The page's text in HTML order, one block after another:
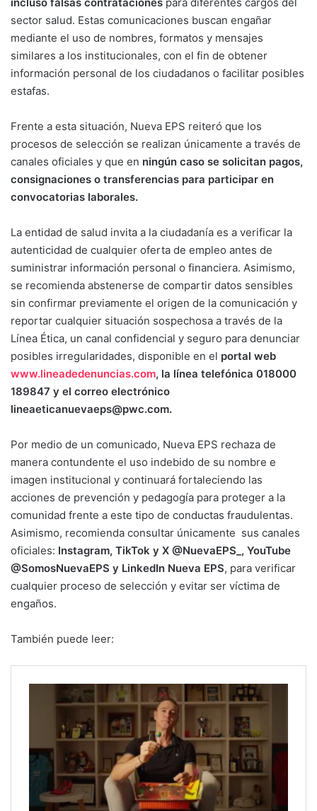
incluso falsas contrataciones para diferentes cargos del
sector salud. Estas comunicaciones buscan engañar
mediante el uso de nombres, formatos y mensajes
similares a los institucionales, con el fin de obtener
información personal de los ciudadanos o facilitar posibles
estafas.
Frente a esta situación, Nueva EPS reiteró que los
procesos de selección se realizan únicamente a través de
canales oficiales y que en ningún caso se solicitan pagos,
consignaciones o transferencias para participar en
convocatorias laborales.
La entidad de salud invita a la ciudadanía es a verificar la
autenticidad de cualquier oferta de empleo antes de
suministrar información personal o financiera. Asimismo,
se recomienda abstenerse de compartir datos sensibles
sin confirmar previamente el origen de la comunicación y
reportar cualquier situación sospechosa a través de la
Línea Ética, un canal confidencial y seguro para denunciar
posibles irregularidades, disponible en el portal web
www.lineadedenuncias.com, la línea telefónica 018000
189847 y el correo electrónico
lineaeticanuevaeps@pwc.com.
Por medio de un comunicado, Nueva EPS rechaza de
manera contundente el uso indebido de su nombre e
imagen institucional y continuará fortaleciendo las
acciones de prevención y pedagogía para proteger a la
comunidad frente a este tipo de conductas fraudulentas.
Asimismo, recomienda consultar únicamente sus canales
oficiales: Instagram, TikTok y X @NuevaEPS_, YouTube
@SomosNuevaEPS y LinkedIn Nueva EPS, para verificar
cualquier proceso de selección y evitar ser víctima de
engaños.
También puede leer: